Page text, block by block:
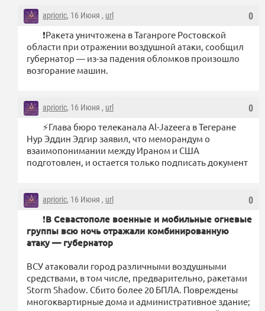
0
aprioric, 16 Июня , url
❗️Ракета уничтожена в Таганроге Ростовской
области при отражении воздушной атаки, сообщил
губернатор — из-за падения обломков произошло
возгорание машин.
0
aprioric, 16 Июня , url
⚡️Глава бюро телеканала Al-Jazeera в Тегеране
Нур Эддин Эдгир заявил, что меморандум о
взаимопонимании между Ираном и США
подготовлен, и остается только подписать документ
0
aprioric, 16 Июня , url
❗️В Севастополе военные и мобильные огневые
группы всю ночь отражали комбинированную
атаку — губернатор
ВСУ атаковали город различными воздушными
средствами, в том числе, предварительно, ракетами
Storm Shadow. Сбито более 20 БПЛА. Повреждены
многоквартирные дома и административное здание;